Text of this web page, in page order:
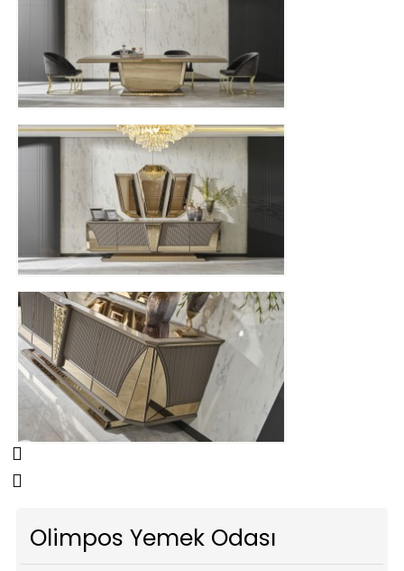
Olimpos Yemek Odası